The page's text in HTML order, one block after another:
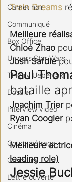
Carnet noir
Communiqué
Box Office
Univers Star Wars
Thierry Uebersax
Dossier
Interview vidéo
Cinéma
Court-métrage
Concours
Lettre ouverte
Train Dreams
Meilleure
Chloé Zhao
Josh Safdie
Paul
bataille
Joachim Trier
Ryan Coogler
Meilleure
leading role)
Jessie